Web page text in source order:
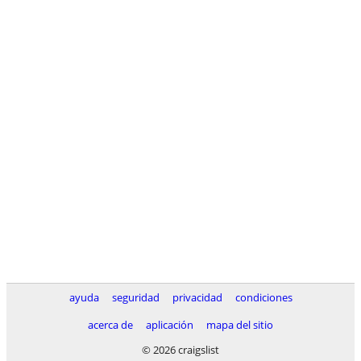
ayuda seguridad privacidad
condiciones
acerca de
aplicación
mapa del sitio
© 2026 craigslist